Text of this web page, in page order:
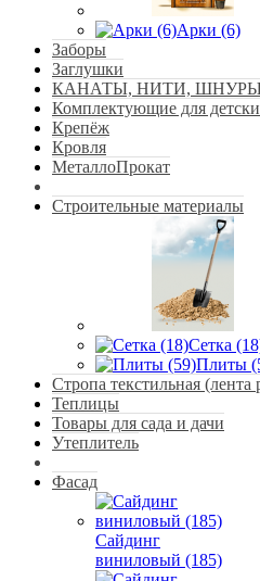
Арки (6)
Заборы
Заглушки
КАНАТЫ, НИТИ,
Комплектующие для
Крепёж
Кровля
МеталлоПрокат
Строительные материалы
Сетка
Плиты
Стропа текстильная (лента
Теплицы
Товары для сада и дачи
Утеплитель
Фасад
Сайдинг
виниловый (185)